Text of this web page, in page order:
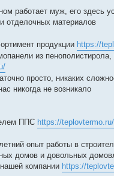
работает муж, его здесь
отделочных материалов
продукции https://
из пенополистирола,
просто, никаких
никогда не возникало
ППС https://teplovtermo.ru/
опыт работы в
домов и довольных
компании https://